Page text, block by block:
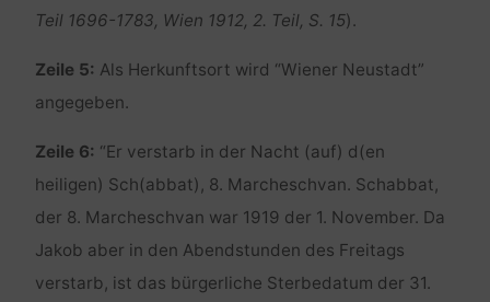
Teil 1696-1783, Wien 1912, 2. Teil, S. 15).
Zeile 5: Als Herkunftsort wird “Wiener Neustadt”
angegeben.
Zeile 6: “Er verstarb in der Nacht (auf) d(en
heiligen) Sch(abbat), 8. Marcheschvan. Schabbat,
der 8. Marcheschvan war 1919 der 1. November. Da
Jakob aber in den Abendstunden des Freitags
verstarb, ist das bürgerliche Sterbedatum der 31.